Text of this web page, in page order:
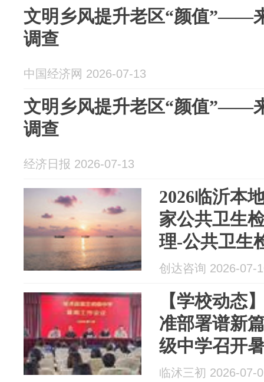
文明乡风提升老区“颜值”——
调查
中国经济网 2026-07-13
文明乡风提升老区“颜值”——
调查
经济日报 2026-07-13
2026临沂本
家公共卫生
理-公共卫生
告卫生许可
创达咨询 2026-07-
【学校动态
准部署谱新
级中学召开
临沭三初 2026-07-